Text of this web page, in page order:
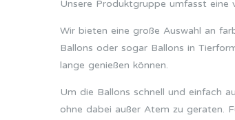
Unsere Produktgruppe umfasst
Wir bieten eine große Auswahl an
Ballons oder sogar Ballons in
lange genießen können.
Um die Ballons schnell und einfach
ohne dabei außer Atem zu geraten.